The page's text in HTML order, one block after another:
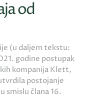
od
(u daljem tekstu:
godine postupak
kompanija Klett,
postojanje
smislu člana 16.